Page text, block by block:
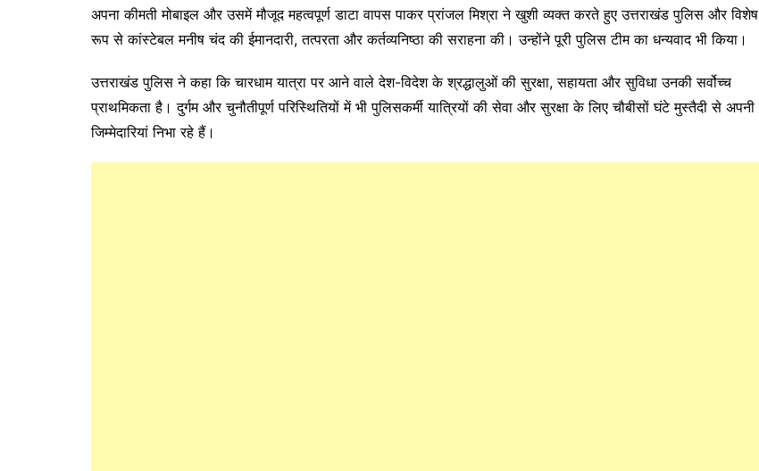
अपना कीमती मोबाइल और उसमें मौजूद महत्वपूर्ण डाटा वापस पाकर प्रांजल मिश्रा ने खुशी व्यक्त करते हुए उत्तराखंड पुलिस और विशेष
रूप से कांस्टेबल मनीष चंद की ईमानदारी, तत्परता और कर्तव्यनिष्ठा की सराहना की। उन्होंने पूरी पुलिस टीम का धन्यवाद भी किया।
उत्तराखंड पुलिस ने कहा कि चारधाम यात्रा पर आने वाले देश-विदेश के श्रद्धालुओं की सुरक्षा, सहायता और सुविधा उनकी सर्वोच्च
प्राथमिकता है। दुर्गम और चुनौतीपूर्ण परिस्थितियों में भी पुलिसकर्मी यात्रियों की सेवा और सुरक्षा के लिए चौबीसों घंटे मुस्तैदी से अपनी
जिम्मेदारियां निभा रहे हैं।